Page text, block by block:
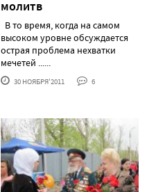
молитв
В то время, когда на самом
высоком уровне обсуждается
острая проблема нехватки
мечетей ......
30 НОЯБРЯ'2011 6